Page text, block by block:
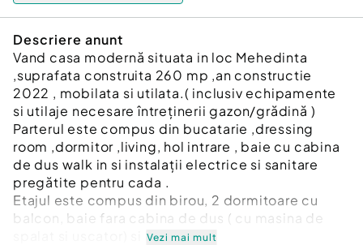
Descriere anunt
Vand casa modernă situata in loc Mehedinta
,suprafata construita 260 mp ,an constructie
2022 , mobilata si utilata.( inclusiv echipamente
si utilaje necesare întreținerii gazon/grădină )
Parterul este compus din bucatarie ,dressing
room ,dormitor ,living, hol intrare , baie cu cabina
de dus walk in si instalații electrice si sanitare
pregătite pentru cada .
Etajul este compus din birou, 2 dormitoare cu
balcon, baie fara cabina de dus ( cu masina de
spalat si uscator) si hol.Vezi mai mult